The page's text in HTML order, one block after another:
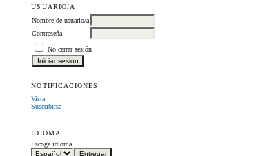
USUARIO/A
Nombre de usuario/a
Contraseña
No cerrar sesión
NOTIFICACIONES
Vista
Suscribirse
IDIOMA
Escoge idioma